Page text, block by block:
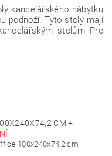
kancelářského nábytku
podnoží. Tyto stoly mají
stolům Pro
CM +
100x240x74,2 cm